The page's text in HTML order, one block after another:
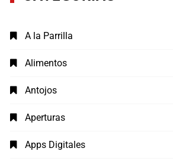
A la Parrilla
Alimentos
Antojos
Aperturas
Apps Digitales